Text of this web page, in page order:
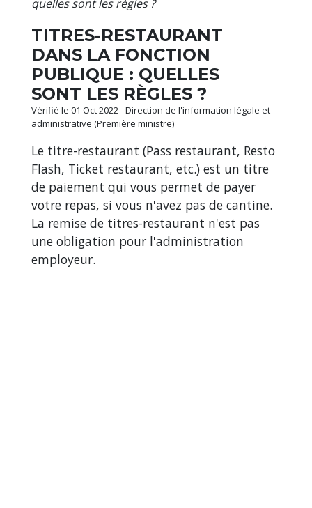
quelles sont les règles ?
TITRES-RESTAURANT
DANS LA FONCTION
PUBLIQUE : QUELLES
SONT LES RÈGLES ?
Vérifié le 01 Oct 2022 - Direction de l'information légale et
administrative (Première ministre)
Le titre-restaurant (Pass restaurant, Resto
Flash, Ticket restaurant, etc.) est un titre
de paiement qui vous permet de payer
votre repas, si vous n'avez pas de cantine.
La remise de titres-restaurant n'est pas
une obligation pour l'administration
employeur.